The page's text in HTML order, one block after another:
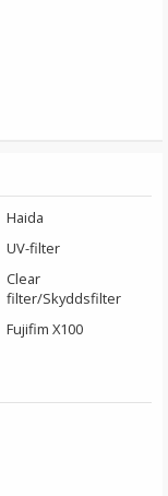
med
Haida
UV-filter
Clear
filter/Skyddsfilter
Fujifim X100